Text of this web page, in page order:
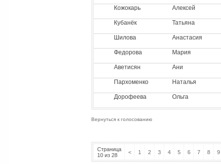
Кожокарь Алексей
Кубанёк Татьяна
Шилова Анастасия
Федорова Мария
Аветисян Ани
Пархоменко Наталья
Дорофеева Ольга
Вернуться к голосованию
Страница
10 из 28
< 1 2 3 4 5 6 7 8 9